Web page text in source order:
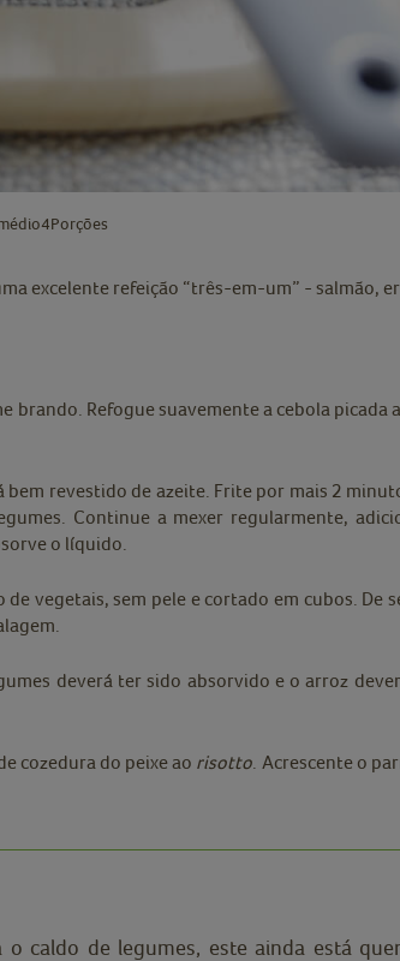
4Porções
excelente refeição “três-em-um” - salmão,
brando. Refogue suavemente a cebola picada
revestido de azeite. Frite por mais 2
Continue a mexer regularmente,
o líquido.
vegetais, sem pele e cortado em cubos. De
deverá ter sido absorvido e o arroz
cozedura do peixe ao risotto . Acrescente o
caldo de legumes, este ainda está